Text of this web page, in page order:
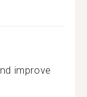
improve